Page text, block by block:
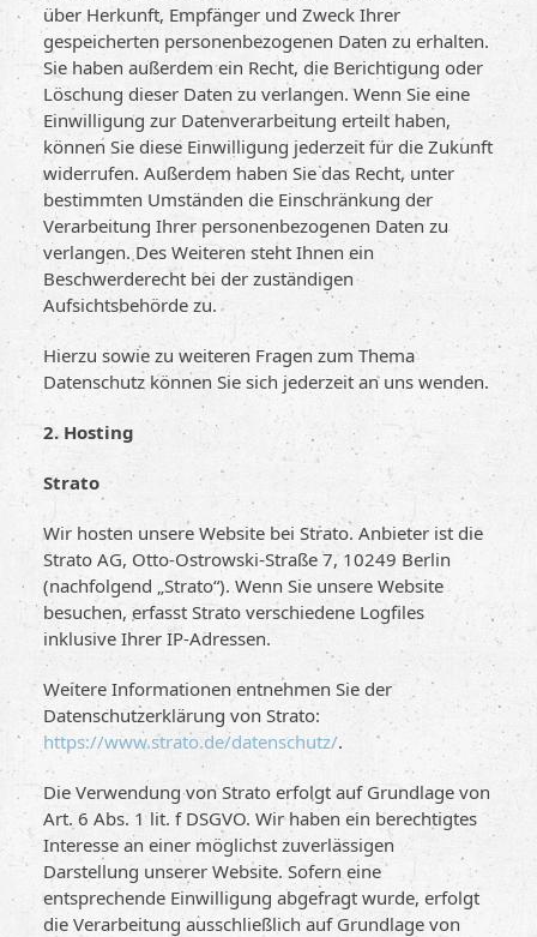
über Herkunft, Empfänger und Zweck Ihrer
gespeicherten personenbezogenen Daten zu erhalten.
Sie haben außerdem ein Recht, die Berichtigung oder
Löschung dieser Daten zu verlangen. Wenn Sie eine
Einwilligung zur Datenverarbeitung erteilt haben,
können Sie diese Einwilligung jederzeit für die Zukunft
widerrufen. Außerdem haben Sie das Recht, unter
bestimmten Umständen die Einschränkung der
Verarbeitung Ihrer personenbezogenen Daten zu
verlangen. Des Weiteren steht Ihnen ein
Beschwerderecht bei der zuständigen
Aufsichtsbehörde zu.
Hierzu sowie zu weiteren Fragen zum Thema
Datenschutz können Sie sich jederzeit an uns wenden.
2. Hosting
Strato
Wir hosten unsere Website bei Strato. Anbieter ist die
Strato AG, Otto-Ostrowski-Straße 7, 10249 Berlin
(nachfolgend „Strato“). Wenn Sie unsere Website
besuchen, erfasst Strato verschiedene Logfiles
inklusive Ihrer IP-Adressen.
Weitere Informationen entnehmen Sie der
Datenschutzerklärung von Strato:
https://www.strato.de/datenschutz/.
Die Verwendung von Strato erfolgt auf Grundlage von
Art. 6 Abs. 1 lit. f DSGVO. Wir haben ein berechtigtes
Interesse an einer möglichst zuverlässigen
Darstellung unserer Website. Sofern eine
entsprechende Einwilligung abgefragt wurde, erfolgt
die Verarbeitung ausschließlich auf Grundlage von